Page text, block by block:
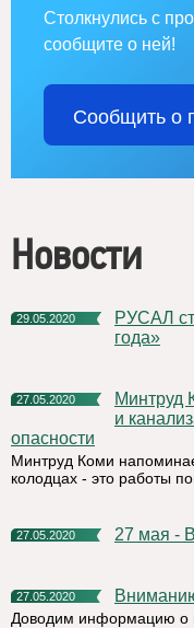
Столкнулись с
сообщите о ней!
Сообщить о
Новости
29.05.2020
РУСАЛ стал победителем премии TXF «10 лучших сделок
года»
27.05.2020
Минтруд Коми напоминает: работы в водопроводных, газовых
и
опасности
Минтруд Коми
колодцах - это работы
27.05.2020 27 мая -
27.05.2020
Доводим информацию о